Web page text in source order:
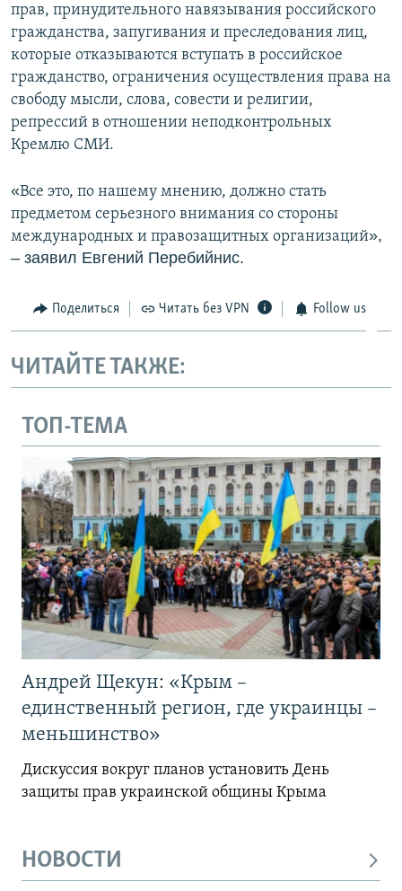
прав, принудительного навязывания российского
гражданства, запугивания и преследования лиц,
которые отказываются вступать в российское
гражданство, ограничения осуществления права на
свободу мысли, слова, совести и религии,
репрессий в отношении неподконтрольных
Кремлю СМИ.
«Все это, по нашему мнению, должно стать
предметом серьезного внимания со стороны
международных и правозащитных организаций»,
– заявил Евгений Перебийнис.
Поделиться Читать без VPN Follow us
ЧИТАЙТЕ ТАКЖЕ:
ТОП-ТЕМА
Андрей Щекун: «Крым –
единственный регион, где украинцы –
меньшинство»
Дискуссия вокруг планов установить День
защиты прав украинской общины Крыма
НОВОСТИ